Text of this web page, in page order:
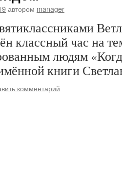
автором manager
классный час на
людям
книги
комментарий